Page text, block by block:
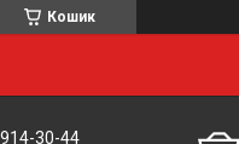
Кошик
30-44